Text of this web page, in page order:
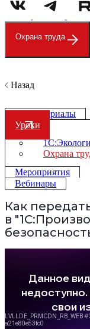
Охрана труда
Назад
Все материалы
Уроки
Охрана
Мероприятия
Вебинары
Как
в